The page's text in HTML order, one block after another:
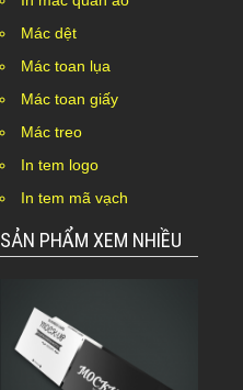
Mác dệt
Mác toan lụa
Mác toan giấy
Mác treo
In tem logo
In tem mã vạch
SẢN PHẨM XEM NHIỀU